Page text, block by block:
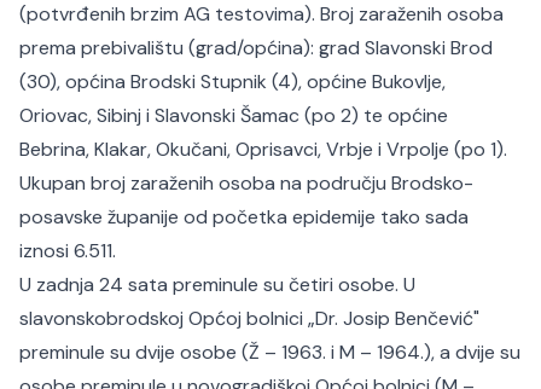
(potvrđenih brzim AG testovima). Broj zaraženih osoba
prema prebivalištu (grad/općina): grad Slavonski Brod
(30), općina Brodski Stupnik (4), općine Bukovlje,
Oriovac, Sibinj i Slavonski Šamac (po 2) te općine
Bebrina, Klakar, Okučani, Oprisavci, Vrbje i Vrpolje (po 1).
Ukupan broj zaraženih osoba na području Brodsko-
posavske županije od početka epidemije tako sada
iznosi 6.511.
U zadnja 24 sata preminule su četiri osobe. U
slavonskobrodskoj Općoj bolnici „Dr. Josip Benčević"
preminule su dvije osobe (Ž – 1963. i M – 1964.), a dvije su